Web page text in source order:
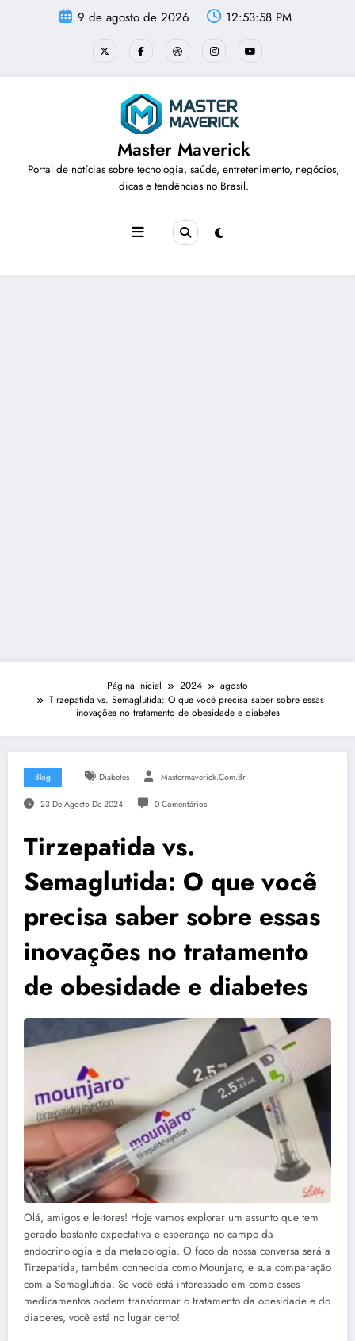
9 de agosto de 2026 12:53:59 PM
Master Maverick
Portal de notícias sobre tecnologia, saúde, entretenimento, negócios,
dicas e tendências no Brasil.
Página inicial 2024
agosto
Tirzepatida vs. Semaglutida: O que você precisa saber sobre essas
inovações no tratamento de obesidade e diabetes
Blog Diabetes Mastermaverick.com.br
23 De Agosto De 2024 0 Comentários
Tirzepatida vs.
Semaglutida: O que você
precisa saber sobre essas
inovações no tratamento
de obesidade e diabetes
Olá, amigos e leitores! Hoje vamos explorar um assunto que tem
gerado bastante expectativa e esperança no campo da
endocrinologia e da metabologia. O foco da nossa conversa será a
Tirzepatida, também conhecida como Mounjaro, e sua comparação
com a Semaglutida. Se você está interessado em como esses
medicamentos podem transformar o tratamento da obesidade e do
diabetes, você está no lugar certo!